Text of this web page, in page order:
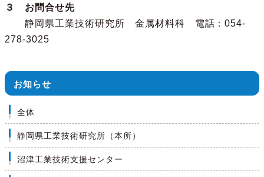
３ お問合せ先
静岡県工業技術研究所 金属材料科 電話：054-
278-3025
お知らせ
全体
静岡県工業技術研究所（本所）
沼津工業技術支援センター